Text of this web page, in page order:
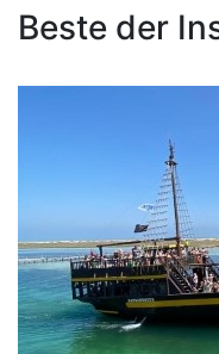
Beste der